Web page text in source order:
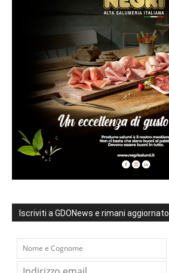
Iscriviti a GDONews e rimani aggiornato